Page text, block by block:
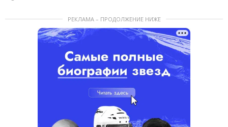
РЕКЛАМА – ПРОДОЛЖЕНИЕ НИЖЕ